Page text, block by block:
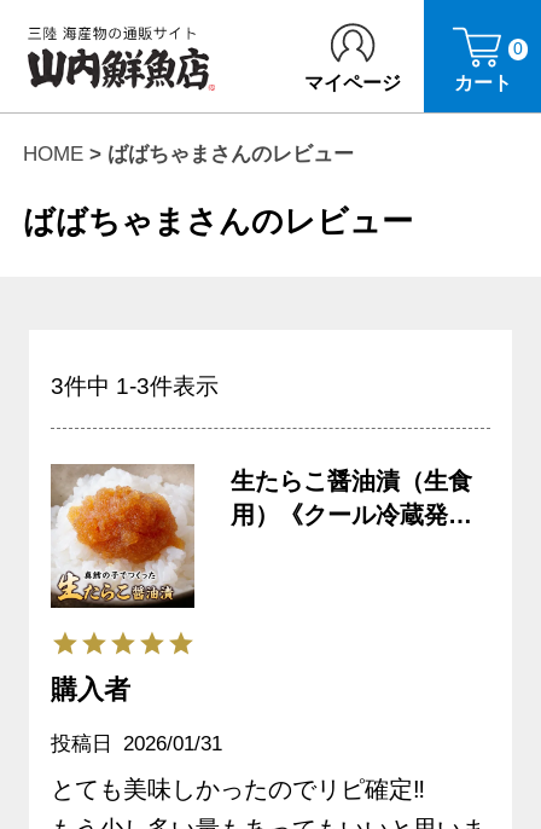
マイページ カート
0
HOME ばばちゃまさんのレビュー
ばばちゃまさんのレビュー
3件中 1-3件表示
生たらこ醤油漬（生食
用）《クール冷蔵発
購入者
投稿日 2026/01/31
とても美味しかったのでリピ確定‼️